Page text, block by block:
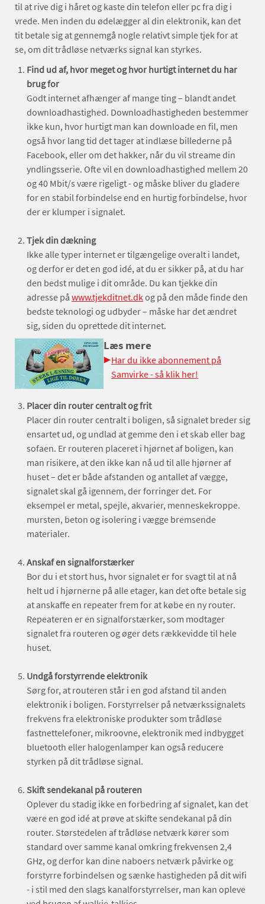
til at rive dig i håret og kaste din telefon eller pc fra dig i
vrede. Men inden du ødelægger al din elektronik, kan det
tit betale sig at gennemgå nogle relativt simple tjek for at
se, om dit trådløse netværks signal kan styrkes.
Find ud af, hvor meget og hvor hurtigt internet du har
brug for
Godt internet afhænger af mange ting – blandt andet
downloadhastighed. Downloadhastigheden bestemmer
ikke kun, hvor hurtigt man kan downloade en fil, men
også hvor lang tid det tager at indlæse billederne på
Facebook, eller om det hakker, når du vil streame din
yndlingsserie. Ofte vil en downloadhastighed mellem 20
og 40 Mbit/s være rigeligt - og måske bliver du gladere
for en stabil forbindelse end en hurtig forbindelse, hvor
der er klumper i signalet.
Tjek din dækning
Ikke alle typer internet er tilgængelige overalt i landet,
og derfor er det en god idé, at du er sikker på, at du har
den bedst mulige i dit område. Du kan tjekke din
adresse på www.tjekditnet.dkog på den måde finde den
bedste teknologi og udbyder – måske har det ændret
sig, siden du oprettede dit internet.
Læs mere
Har du ikke abonnement på
Samvirke - så klik her!
Placer din router centralt og frit
Placer din router centralt i boligen, så signalet breder sig
ensartet ud, og undlad at gemme den i et skab eller bag
sofaen. Er routeren placeret i hjørnet af boligen, kan
man risikere, at den ikke kan nå ud til alle hjørner af
huset – det er både afstanden og antallet af vægge,
signalet skal gå igennem, der forringer det. For
eksempel er metal, spejle, akvarier, menneskekroppe.
mursten, beton og isolering i vægge bremsende
materialer.
Anskaf en signalforstærker
Bor du i et stort hus, hvor signalet er for svagt til at nå
helt ud i hjørnerne på alle etager, kan det ofte betale sig
at anskaffe en repeater frem for at købe en ny router.
Repeateren er en signalforstærker, som modtager
signalet fra routeren og øger dets rækkevidde til hele
huset.
Undgå forstyrrende elektronik
Sørg for, at routeren står i en god afstand til anden
elektronik i boligen. Forstyrrelser på netværkssignalets
frekvens fra elektroniske produkter som trådløse
fastnettelefoner, mikroovne, elektronik med indbygget
bluetooth eller halogenlamper kan også reducere
styrken på dit trådløse signal.
Skift sendekanal på routeren
Oplever du stadig ikke en forbedring af signalet, kan det
være en god idé at prøve at skifte sendekanal på din
router. Størstedelen af trådløse netværk kører som
standard over samme kanal omkring frekvensen 2,4
GHz, og derfor kan dine naboers netværk påvirke og
forstyrre forbindelsen og sænke hastigheden på dit wifi
- i stil med den slags kanalforstyrrelser, man kan opleve